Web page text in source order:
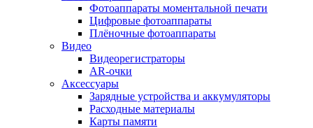
Фотоаппараты моментальной печати
Цифровые фотоаппараты
Плёночные фотоаппараты
Видео
Видеорегистраторы
AR-очки
Аксессуары
Зарядные устройства и аккумуляторы
Расходные материалы
Карты памяти